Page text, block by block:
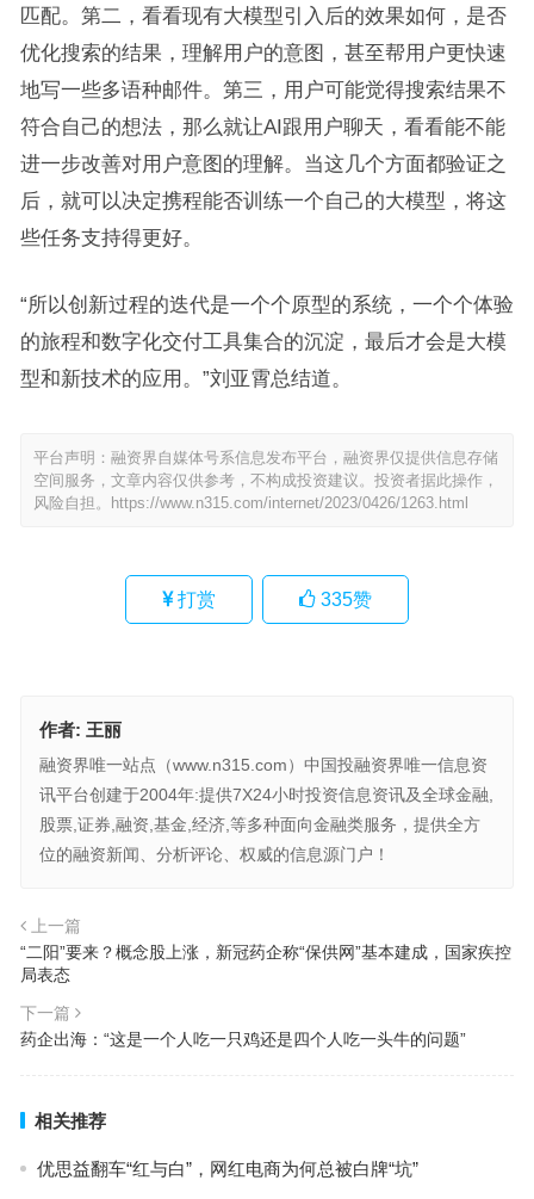
匹配。第二，看看现有大模型引入后的效果如何，是否
优化搜索的结果，理解用户的意图，甚至帮用户更快速
地写一些多语种邮件。第三，用户可能觉得搜索结果不
符合自己的想法，那么就让AI跟用户聊天，看看能不能
进一步改善对用户意图的理解。当这几个方面都验证之
后，就可以决定携程能否训练一个自己的大模型，将这
些任务支持得更好。
“所以创新过程的迭代是一个个原型的系统，一个个体验
的旅程和数字化交付工具集合的沉淀，最后才会是大模
型和新技术的应用。”刘亚霄总结道。
平台声明：融资界自媒体号系信息发布平台，融资界仅提供信息存储
空间服务，文章内容仅供参考，不构成投资建议。投资者据此操作，
风险自担。
https://www.n315.com/internet/2023/0426/1263.html
打赏 335赞
作者: 王丽
融资界唯一站点（www.n315.com）中国投融资界唯一信息资
讯平台创建于2004年:提供7X24小时投资信息资讯及全球金融,
股票,证券,融资,基金,经济,等多种面向金融类服务，提供全方
位的融资新闻、分析评论、权威的信息源门户！
上一篇
“二阳”要来？概念股上涨，新冠药企称“保供网”基本建成，国家疾控
局表态
下一篇
药企出海：“这是一个人吃一只鸡还是四个人吃一头牛的问题”
相关推荐
优思益翻车“红与白”，网红电商为何总被白牌“坑”